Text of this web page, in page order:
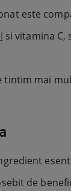
este
si vitamina
tintim mai
de